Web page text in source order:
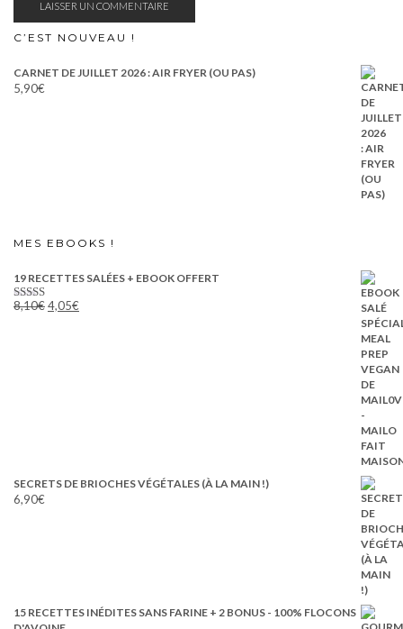
C’EST NOUVEAU !
CARNET DE JUILLET 2026 : AIR FRYER (OU PAS)
5,90€
MES EBOOKS !
19 RECETTES SALÉES + EBOOK OFFERT
Note5.00
8,10€Le
4,05€
SECRETS DE BRIOCHES VÉGÉTALES (À LA MAIN !)
6,90€
15 RECETTES INÉDITES SANS FARINE + 2 BONUS - 100% FLOCONS